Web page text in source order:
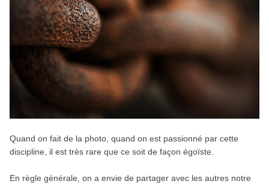
Quand on fait de la photo, quand on est passionné par cette
discipline, il est très rare que ce soit de façon égoïste.
En règle générale, on a envie de partager avec les autres notre